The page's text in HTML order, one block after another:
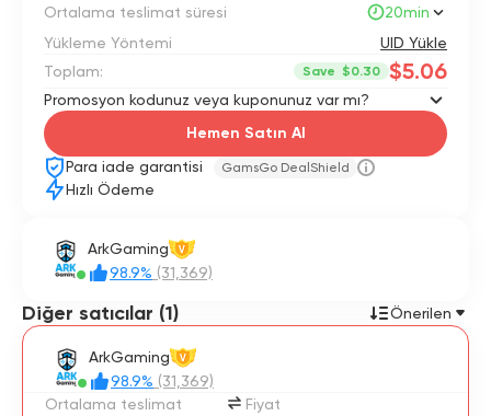
Ortalama teslimat süresi
20min
Yükleme Yöntemi
UID Yükle
Toplam:
Save $0.30 $5.06
Promosyon kodunuz veya kuponunuz var mı?
Hemen Satın Al
Para iade garantisi GamsGo DealShield
Hızlı Ödeme
ArkGaming V
98.9% (31,369)
Diğer satıcılar (1) Önerilen
ArkGaming V
98.9% (31,369)
Ortalama teslimat
Fiyat